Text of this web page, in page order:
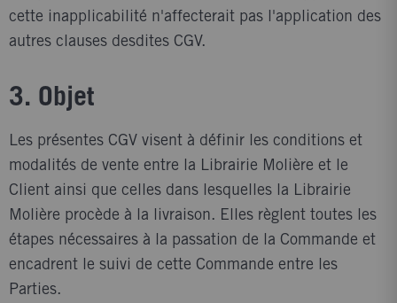
cette inapplicabilité n'affecterait pas l'application des
autres clauses desdites CGV.
3. Objet
Les présentes CGV visent à définir les conditions et
modalités de vente entre la Librairie Molière et le
Client ainsi que celles dans lesquelles la Librairie
Molière procède à la livraison. Elles règlent toutes les
étapes nécessaires à la passation de la Commande et
encadrent le suivi de cette Commande entre les
Parties.